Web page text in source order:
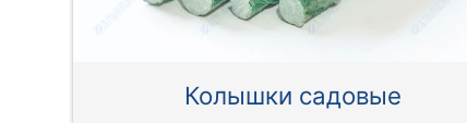
Колышки садовые